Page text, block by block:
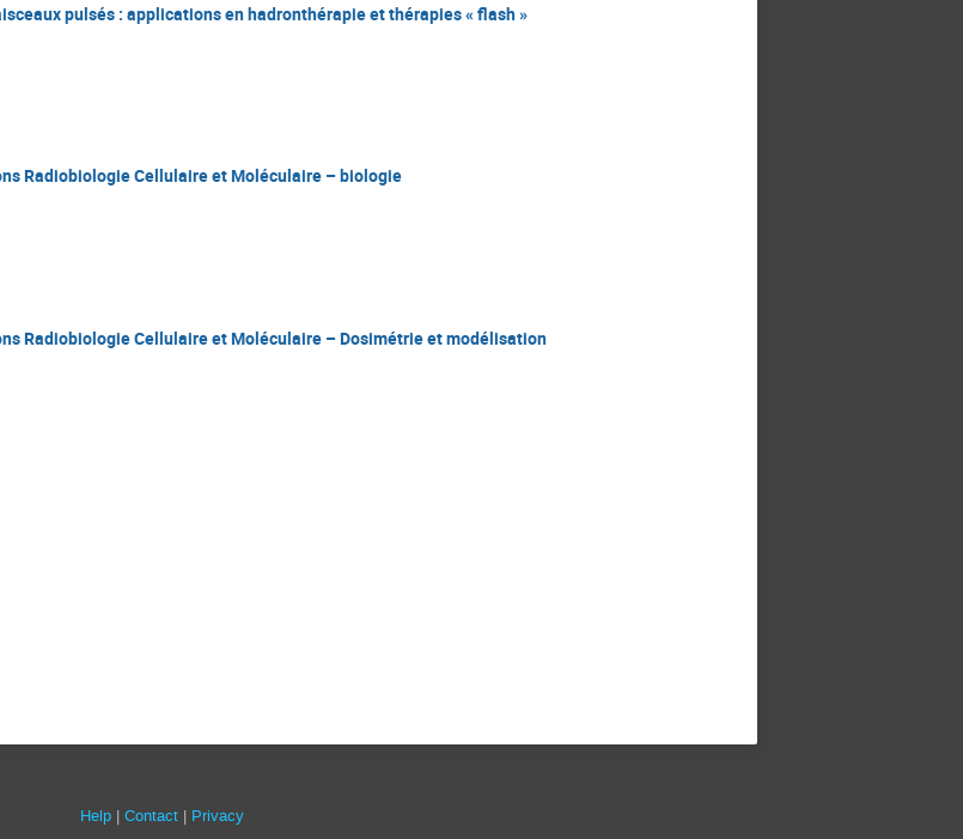
pulsés : applications en hadronthérapie et thérapies « flash »
Radiobiologie Cellulaire et Moléculaire – biologie
Radiobiologie Cellulaire et Moléculaire – Dosimétrie et modélisation
Help Contact Privacy